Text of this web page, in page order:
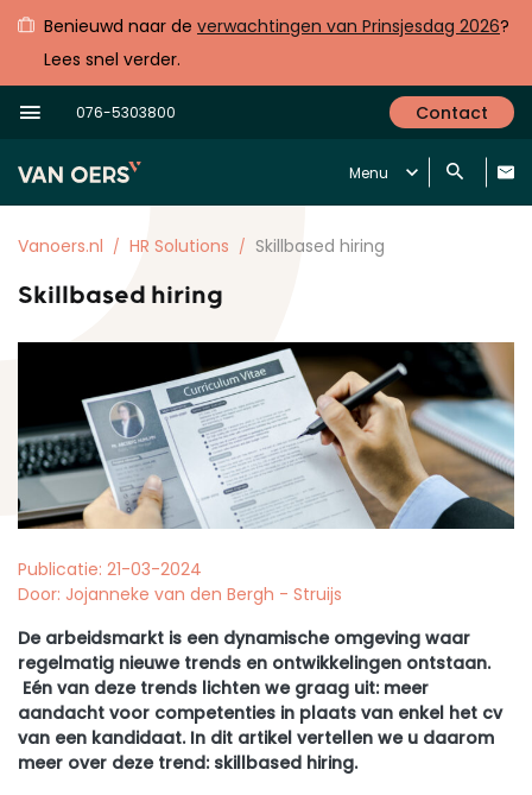
Benieuwd naar de verwachtingen van Prinsjesdag 2026?
Lees snel verder.
076-5303800 Contact
Menu
Vanoers.nl HR Solutions Skillbased hiring
Skillbased hiring
Publicatie: 21-03-2024
Door: Jojanneke van den Bergh - Struijs
De arbeidsmarkt is een dynamische omgeving waar
regelmatig nieuwe trends en ontwikkelingen ontstaan.
Eén van deze trends lichten we graag uit: meer
aandacht voor competenties in plaats van enkel het cv
van een kandidaat. In dit artikel vertellen we u daarom
meer over deze trend: skillbased hiring.